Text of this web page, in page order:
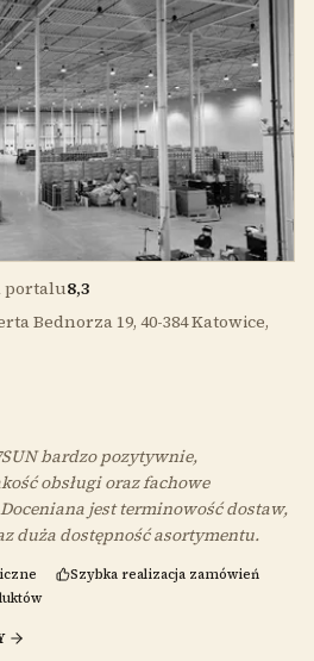
portalu8,3
Bednorza 19, 40-384 Katowice,
bardzo pozytywnie,
obsługi oraz fachowe
jest terminowość dostaw,
duża dostępność asortymentu.
Szybka realizacja zamówień